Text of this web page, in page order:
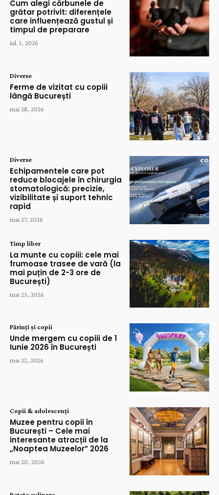
Cum alegi cărbunele de
grătar potrivit: diferențele
care influențează gustul și
timpul de preparare
iul. 1, 2026
Diverse
Ferme de vizitat cu copiii
lângă București
mai 28, 2026
Diverse
Echipamentele care pot
reduce blocajele în chirurgia
stomatologică: precizie,
vizibilitate și suport tehnic
rapid
mai 27, 2026
Timp liber
La munte cu copiii: cele mai
frumoase trasee de vară (la
mai puțin de 2-3 ore de
București)
mai 25, 2026
Părinți și copii
Unde mergem cu copiii de 1
Iunie 2026 în București
mai 22, 2026
Copii & adolescenți
Muzee pentru copii în
București – Cele mai
interesante atracții de la
„Noaptea Muzeelor” 2026
mai 20, 2026